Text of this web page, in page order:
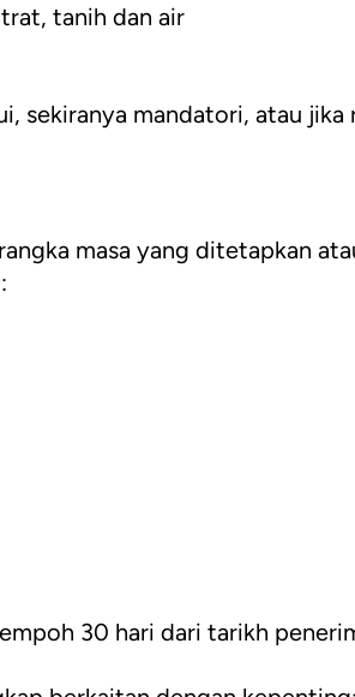
tanih dan air
sekiranya mandatori, atau jika
masa yang ditetapkan
30 hari dari tarikh